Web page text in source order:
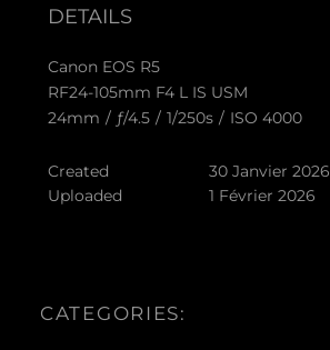
DETAILS
Canon EOS R5
RF24-105mm F4 L IS USM
24mm / ƒ/4.5 / 1/250s / ISO 4000
Created
30 Janvier 2026
Uploaded
1 Février 2026
CATEGORIES: